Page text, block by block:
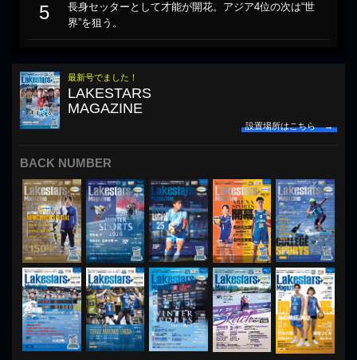
5
長身セッターとして才能が開花。アジア4位の次は“世
界”を狙う。
最新号でました！
LAKESTARS
MAGAZINE
設置場所はこちら →
BACK NUMBER